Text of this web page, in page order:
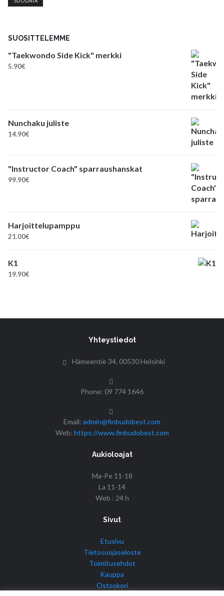
SUOSITTELEMME
"Taekwondo Side Kick" merkki
5.90€
Nunchaku juliste
14.90€
"Instructor Coach" sparraushanskat
99.90€
Harjoittelupamppu
21.00€
K1
19.90€
Yhteystiedot
Hämeentie 34, 00530 Helsinki
Phone: 09 774 1646
Email: admin@finbudobest.com
Web: https://www.finbudobest.com
Aukioloajat
Ma-Pe 11-18
La 11-14
Web : 24 h
Sivut
Etusivu
Tietosuojaseloste
Toimitusehdot
Kauppa
Ostoskori